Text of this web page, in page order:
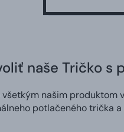
naše Tričko s
všetkým našim
potlačeného trička a